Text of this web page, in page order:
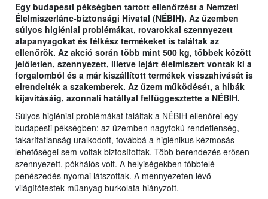
Egy budapesti pékségben tartott ellenőrzést a Nemzeti
Élelmiszerlánc-biztonsági Hivatal (NÉBIH). Az üzemben
súlyos higiéniai problémákat, rovarokkal szennyezett
alapanyagokat és félkész termékeket is találtak az
ellenőrök. Az akció során több mint 500 kg, többek között
jelöletlen, szennyezett, illetve lejárt élelmiszert vontak ki a
forgalomból és a már kiszállított termékek visszahívását is
elrendelték a szakemberek. Az üzem működését, a hibák
kijavításáig, azonnali hatállyal felfüggesztette a NÉBIH.
Súlyos higiéniai problémákat találtak a NÉBIH ellenőrei egy
budapesti pékségben: az üzemben nagyfokú rendetlenség,
takarítatlanság uralkodott, továbbá a higiénikus kézmosás
lehetőségei sem voltak biztosítottak. Több berendezés erősen
szennyezett, pókhálós volt. A helyiségekben többfelé
penészedés nyomai látszottak. A mennyezeten lévő
világítótestek műanyag burkolata hiányzott.